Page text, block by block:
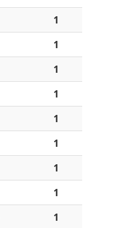
1
1
1
1
1
1
1
1
1